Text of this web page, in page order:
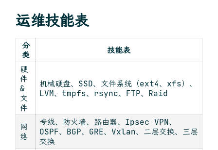
运维技能表
分
类
技能表
硬
件
&
文
件
机械硬盘、SSD、文件系统（ext4、xfs）、
LVM、tmpfs、rsync、FTP、Raid
网
络
专线、防火墙、路由器、Ipsec VPN、
OSPF、BGP、GRE、Vxlan、二层交换、三层
交换